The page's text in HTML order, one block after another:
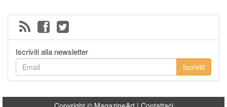
Iscriviti alla newsletter
Iscriviti